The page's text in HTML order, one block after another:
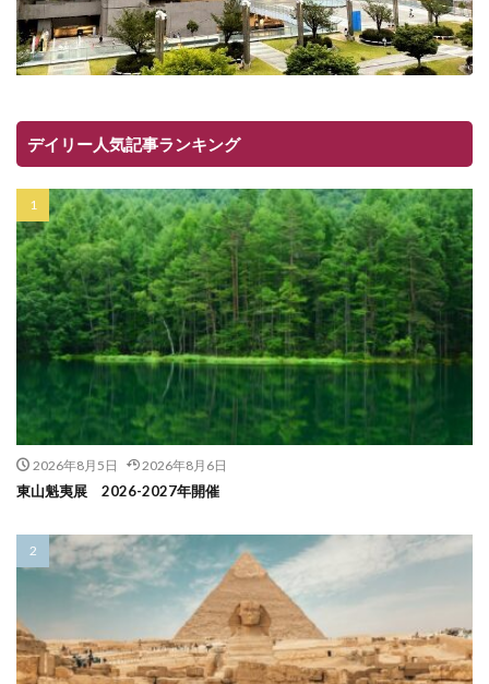
デイリー人気記事ランキング
2026年8月5日 2026年8月6日
東山魁夷展 2026-2027年開催